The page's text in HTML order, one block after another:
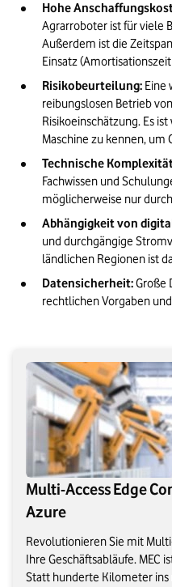
Hohe
Agrarroboter ist für viele
Außerdem ist die
Einsatz
Risikobeurteilung: Eine
reibungslosen Betrieb
Risikoeinschätzung. Es
Maschine zu kennen, um
Technische
Fachwissen und
möglicherweise nur
Abhängigkeit von
und durchgängige
ländlichen Regionen ist
Datensicherheit: Große
rechtlichen Vorgaben
Multi-Access Edge
Azure
Revolutionieren Sie mit
Ihre Geschäftsabläufe. MEC
Statt hunderte Kilometer